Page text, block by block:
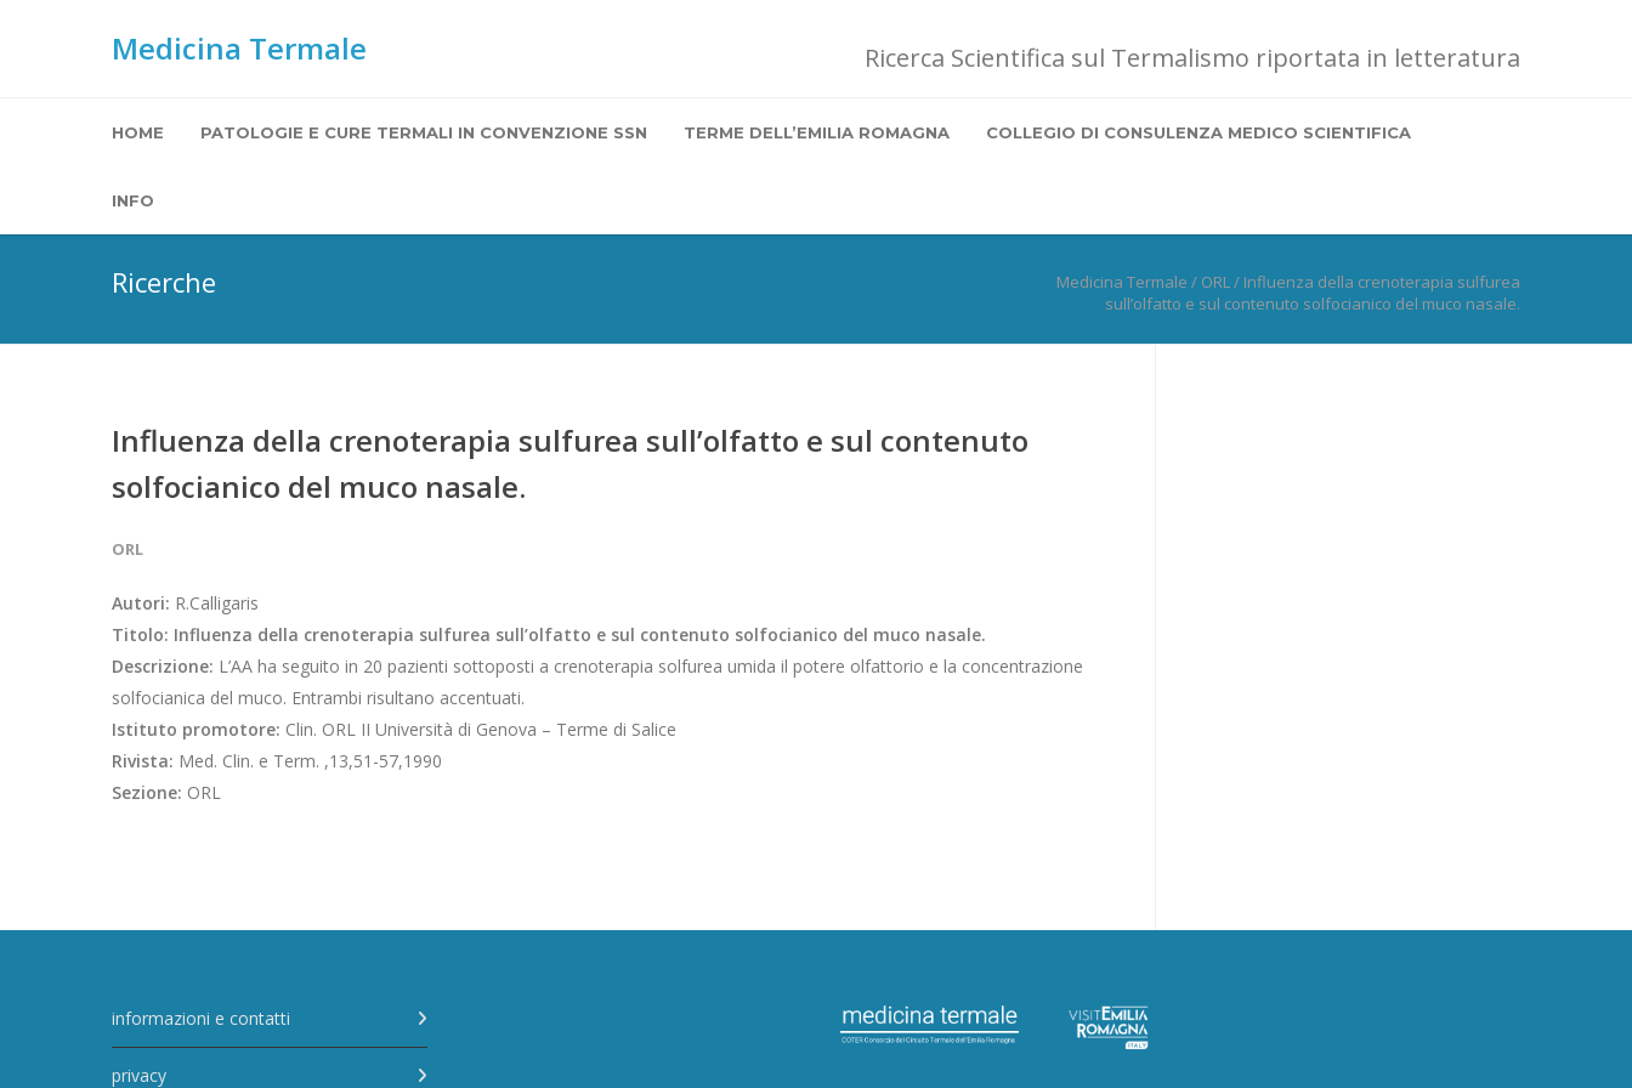
Medicina Termale Ricerca Scientifica sul Termalismo riportata in letteratura
HOME PATOLOGIE E CURE TERMALI IN CONVENZIONE SSN TERME DELL’EMILIA ROMAGNA COLLEGIO DI CONSULENZA MEDICO SCIENTIFICA
INFO
Ricerche Medicina Termale / ORL/ Influenza della crenoterapia sulfurea
sull’olfatto e sul contenuto solfocianico del muco nasale.
Influenza della crenoterapia sulfurea sull’olfatto e sul contenuto
solfocianico del muco nasale.
ORL
Autori: R.Calligaris
Titolo: Influenza della crenoterapia sulfurea sull’olfatto e sul contenuto solfocianico del muco nasale.
Descrizione: L’AA ha seguito in 20 pazienti sottoposti a crenoterapia solfurea umida il potere olfattorio e la concentrazione
solfocianica del muco. Entrambi risultano accentuati.
Istituto promotore: Clin. ORL II Università di Genova – Terme di Salice
Rivista: Med. Clin. e Term. ,13,51-57,1990
Sezione: ORL
informazioni e contatti
privacy